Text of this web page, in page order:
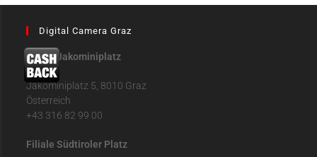
Digital Camera Graz
Filiale Jakominiplatz
Jakominiplatz 5, 8010 Graz
Österreich
+43 316 82 99 00
Filiale Südtiroler Platz